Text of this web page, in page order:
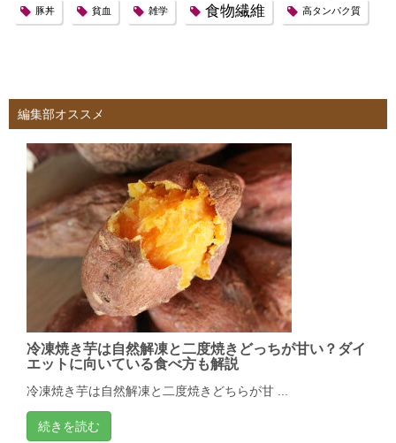
豚丼 貧血 雑学 食物繊維 高タンパク質
編集部オススメ
冷凍焼き芋は自然解凍と二度焼きどっちが甘い？ダイ
エットに向いている食べ方も解説
冷凍焼き芋は自然解凍と二度焼きどちらが甘 ...
続きを読む